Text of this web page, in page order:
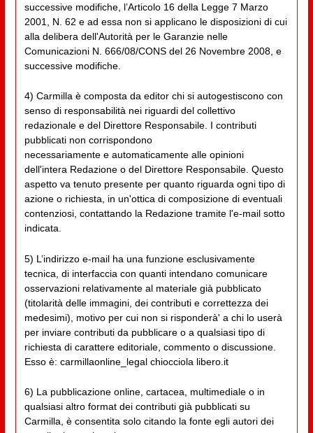
successive modifiche, l’Articolo 16 della Legge 7 Marzo
2001, N. 62 e ad essa non si applicano le disposizioni di cui
alla delibera dell'Autorità per le Garanzie nelle
Comunicazioni N. 666/08/CONS del 26 Novembre 2008, e
successive modifiche.
4) Carmilla è composta da editor chi si autogestiscono con
senso di responsabilità nei riguardi del collettivo
redazionale e del Direttore Responsabile. I contributi
pubblicati non corrispondono
necessariamente e automaticamente alle opinioni
dell'intera Redazione o del Direttore Responsabile. Questo
aspetto va tenuto presente per quanto riguarda ogni tipo di
azione o richiesta, in un'ottica di composizione di eventuali
contenziosi, contattando la Redazione tramite l'e-mail sotto
indicata.
5) L’indirizzo e-mail ha una funzione esclusivamente
tecnica, di interfaccia con quanti intendano comunicare
osservazioni relativamente al materiale già pubblicato
(titolarità delle immagini, dei contributi e correttezza dei
medesimi), motivo per cui non si risponderà' a chi lo userà
per inviare contributi da pubblicare o a qualsiasi tipo di
richiesta di carattere editoriale, commento o discussione.
Esso è: carmillaonline_legal chiocciola libero.it
6) La pubblicazione online, cartacea, multimediale o in
qualsiasi altro format dei contributi già pubblicati su
Carmilla, è consentita solo citando la fonte egli autori dei